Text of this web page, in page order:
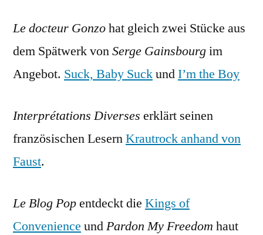
Le docteur Gonzohat gleich zwei Stücke aus
dem Spätwerk vonSerge Gainsbourgim
Angebot. Suck, Baby SuckundI’m the Boy
Interprétations Diverses erklärt seinen
französischen LesernKrautrock anhand von
Faust.
Le Blog Popentdeckt die Kings of
Convenience undPardon My Freedom haut